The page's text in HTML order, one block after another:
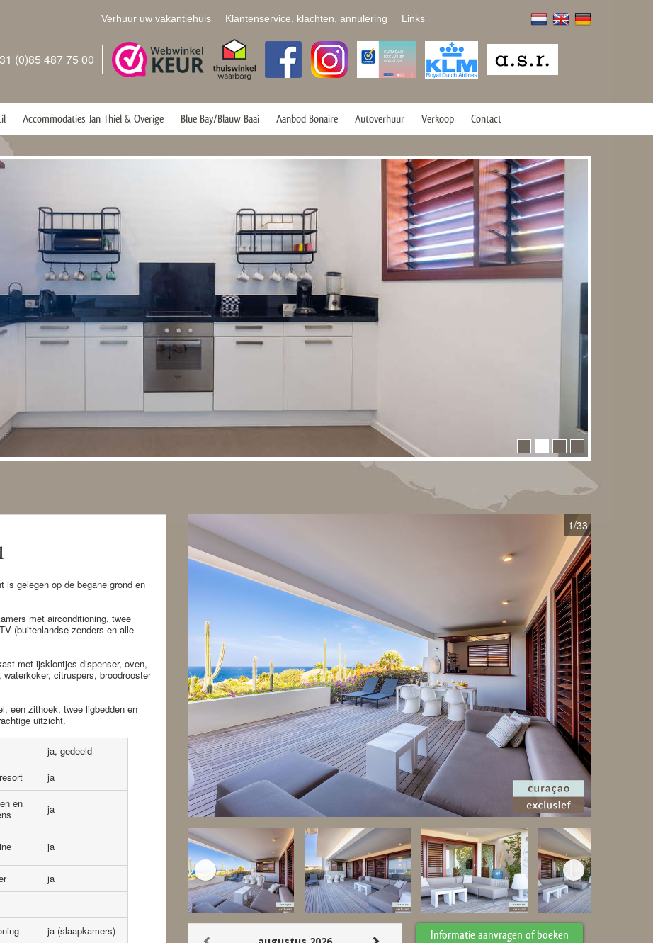
Verhuur uw vakantiehuis Klantenservice, klachten, annulering Links
(0)85 487 75 00
Accommodaties Jan Thiel & Overige Blue Bay/Blauw Baai Aanbod Bonaire Autoverhuur Verkoop Contact
is gelegen op de begane grond en
met airconditioning, twee
(buitenlandse zenders en alle
met ijsklontjes dispenser, oven,
citruspers, broodrooster
een zithoek, twee ligbedden en
uitzicht.
ja, gedeeld
ja
en
ja
ja
ja
ja (slaapkamers)
1/33
Informatie aanvragen of boeken